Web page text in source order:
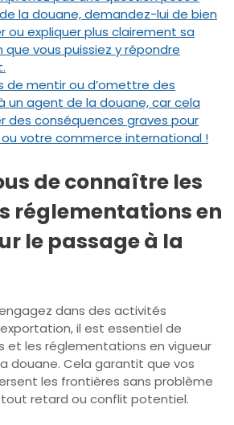
la douane, demandez-lui de bien
ou expliquer plus clairement sa
vous puissiez y répondre
de mentir ou d’omettre des
un agent de la douane, car cela
des conséquences graves pour
votre commerce international !
de connaître les
réglementations en
le passage à la
dans des activités
il est essentiel de
et les réglementations en vigueur
douane. Cela garantit que vos
les frontières sans problème
retard ou conflit potentiel.